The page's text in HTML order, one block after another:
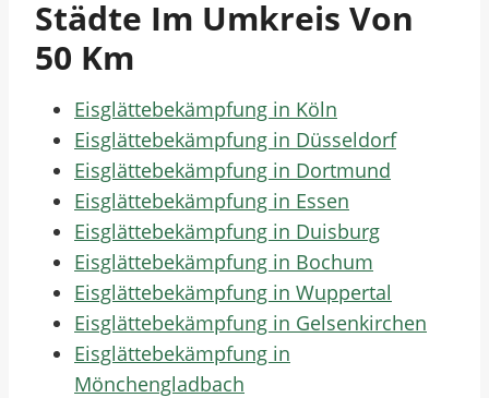
Städte Im Umkreis Von
50 Km
Eisglättebekämpfung in Köln
Eisglättebekämpfung in Düsseldorf
Eisglättebekämpfung in Dortmund
Eisglättebekämpfung in Essen
Eisglättebekämpfung in Duisburg
Eisglättebekämpfung in Bochum
Eisglättebekämpfung in Wuppertal
Eisglättebekämpfung in Gelsenkirchen
Eisglättebekämpfung in
Mönchengladbach